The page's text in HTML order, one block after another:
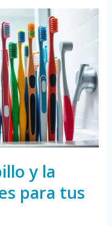
y la
para tus